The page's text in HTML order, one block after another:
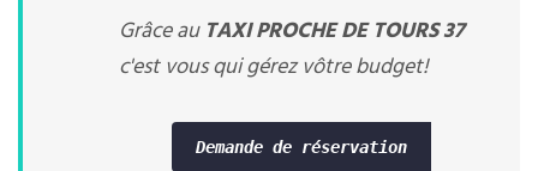
Grâce au TAXI PROCHE DE TOURS 37
c'est vous qui gérez vôtre budget!
Demande de réservation